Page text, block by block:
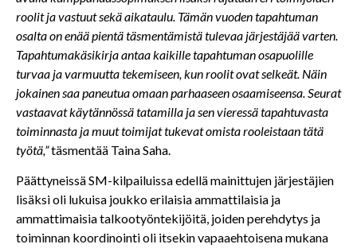
roolit ja vastuut sekä aikataulu. Tämän vuoden tapahtuman
osalta on enää pientä täsmentämistä tulevaa järjestäjää varten.
Tapahtumakäsikirja antaa kaikille tapahtuman osapuolille
turvaa ja varmuutta tekemiseen, kun roolit ovat selkeät. Näin
jokainen saa paneutua omaan parhaaseen osaamiseensa. Seurat
vastaavat käytännössä tatamilla ja sen vieressä tapahtuvasta
toiminnasta ja muut toimijat tukevat omista rooleistaan tätä
työtä,”täsmentää Taina Saha.
Päättyneissä SM-kilpailuissa edellä mainittujen järjestäjien
lisäksi oli lukuisa joukko erilaisia ammattilaisia ja
ammattimaisia talkootyöntekijöitä, joiden perehdytys ja
toiminnan koordinointi oli itsekin vapaaehtoisena mukana